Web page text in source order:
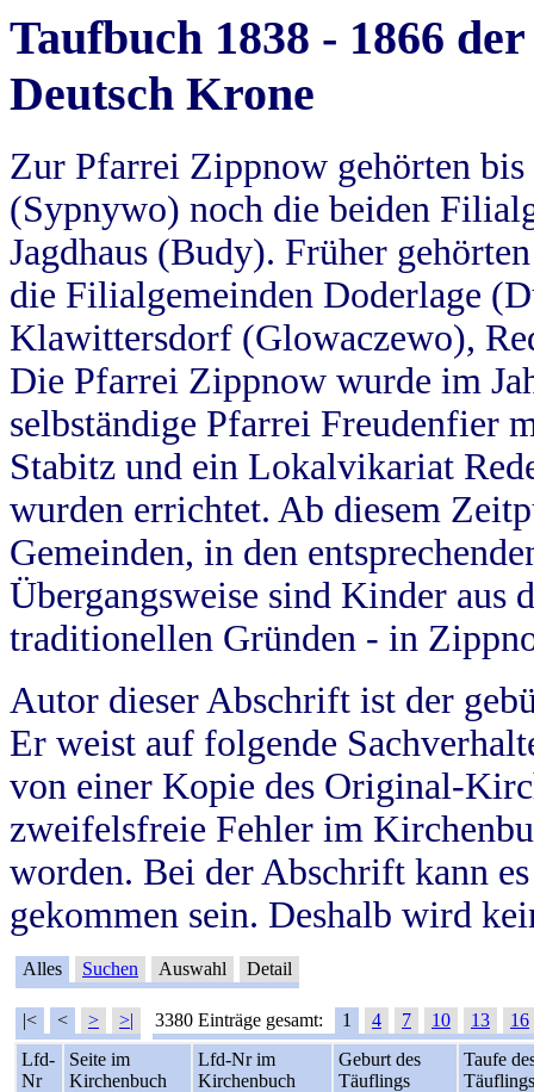
Taufbuch 1838 - 1866
Deutsch Krone
Zur Pfarrei Zippnow gehörten
(Sypnywo) noch die beiden
Jagdhaus (Budy). Früher
die Filialgemeinden Doderlage
Klawittersdorf (Glowaczewo),
Die Pfarrei Zippnow wurde im
selbständige Pfarrei Freudenfier
Stabitz und ein Lokalvikariat
wurden errichtet. Ab diesem
Gemeinden, in den
Übergangsweise sind Kinder aus
traditionellen Gründen - in
Autor dieser Abschrift ist der
Er weist auf folgende
von einer Kopie des Original-
zweifelsfreie Fehler im
worden. Bei der Abschrift kann
gekommen sein. Deshalb wird
Alles Suchen Auswahl Detail
|< < > >| 3380 Einträge gesamt: 1 4 7 10 13
16
Lfd-
Nr
Seite im
Kirchenbuch
Lfd-Nr im
Kirchenbuch
Geburt des
Täuflings
Taufe
Täuflings